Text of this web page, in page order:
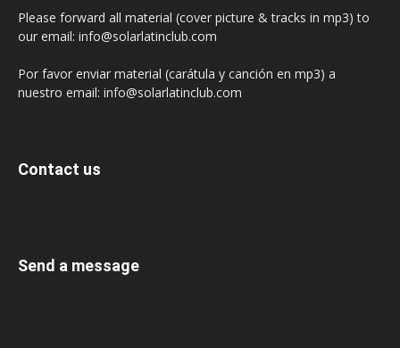
Please forward all material (cover picture & tracks in mp3) to
our email: info@solarlatinclub.com
Por favor enviar material (carátula y canción en mp3) a
nuestro email: info@solarlatinclub.com
Contact us
Send a message